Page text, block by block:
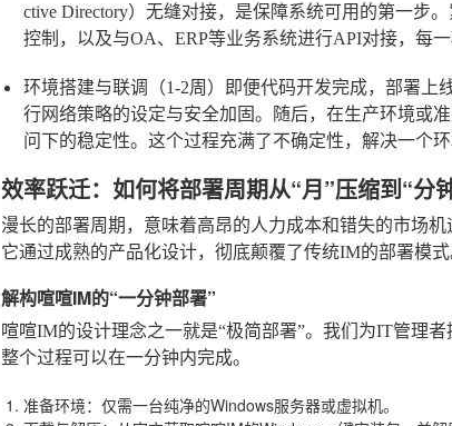
ctive Directory）无缝对接，是保障系统可用的第一步
控制，以及与OA、ERP等业务系统进行API对接，每
环境搭建与联调（1-2周）
即便代码开发完成，部署上
行网络策略的设定与安全加固。随后，在生产环境或
问下的稳定性。这个过程充满了不确定性，解决一个
效率跃迁：如何将部署周期从“月”压缩到“分
漫长的部署周期，意味着高昂的人力成本和错失的市场
它通过成熟的产品化设计，彻底颠覆了传统IM的部署模式
解构喧喧IM的“一分钟部署”
喧喧IM的设计理念之一就是“极简部署”。我们为IT管理
整个过程可以在一分钟内完成。
准备环境：仅需一台纯净的Windows服务器或虚拟机。